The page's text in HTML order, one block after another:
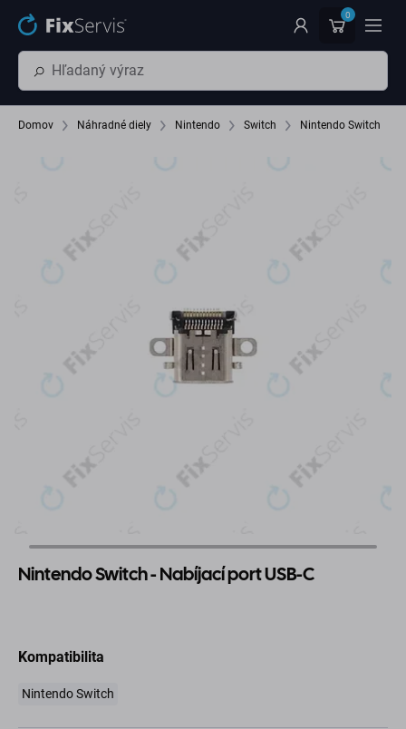
Preskočiť na hlavný obsah 0
Domov Náhradné diely Nintendo Switch Nintendo Switch
Nintendo Switch - Nabíjací port USB-C
Kompatibilita
Nintendo Switch